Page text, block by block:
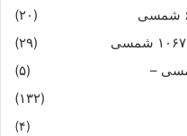
(۲۰)
(۲۹)
(۵)
(۱۳۲)
(۴)